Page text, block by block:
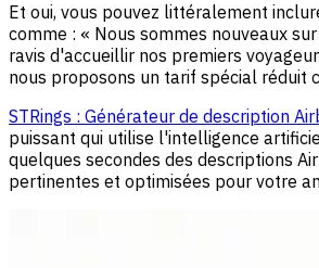
Et oui, vous pouvez littéralement
comme : « Nous sommes nouveaux
ravis d'accueillir nos premiers
nous proposons un tarif spécial réduit
STRings : Générateur de description
puissant qui utilise l'intelligence
quelques secondes des descriptions
pertinentes et optimisées pour votre